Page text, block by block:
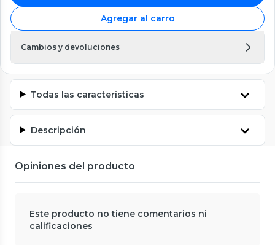
Agregar al carro
Cambios y devoluciones
Todas las características
Descripción
Opiniones del producto
Este producto no tiene comentarios ni
calificaciones